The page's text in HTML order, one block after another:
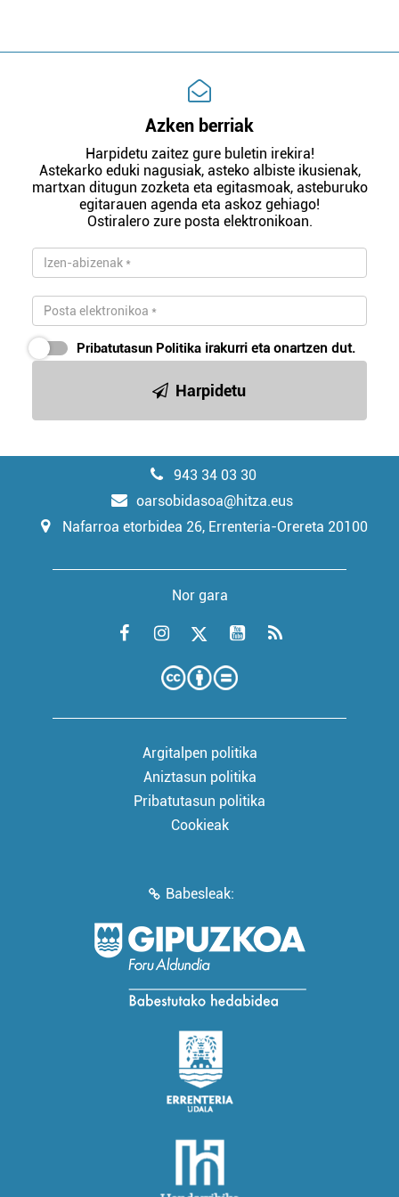
Azken berriak
Harpidetu zaitez gure buletin irekira!
Astekarko eduki nagusiak, asteko albiste ikusienak,
martxan ditugun zozketa eta egitasmoak, asteburuko
egitarauen agenda eta askoz gehiago!
Ostiralero zure posta elektronikoan.
Pribatutasun Politika irakurri eta onartzen dut.
Harpidetu
943 34 03 30
oarsobidasoa@hitza.eus
Nafarroa etorbidea 26, Errenteria-Orereta 20100
Nor gara
Argitalpen politika
Aniztasun politika
Pribatutasun politika
Cookieak
Babesleak: